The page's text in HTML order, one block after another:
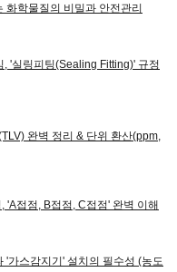
화학물질의 비밀과 안전관리
, '실링피팅(Sealing Fitting)' 규정
완벽 정리 & 단위 환산(ppm,
'A접점, B접점, C접점' 완벽 이해
가스감지기' 설치의 필수성 (농도